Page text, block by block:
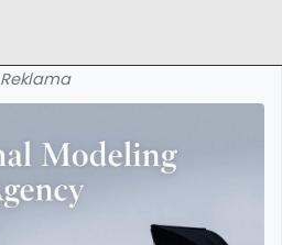
Reklama